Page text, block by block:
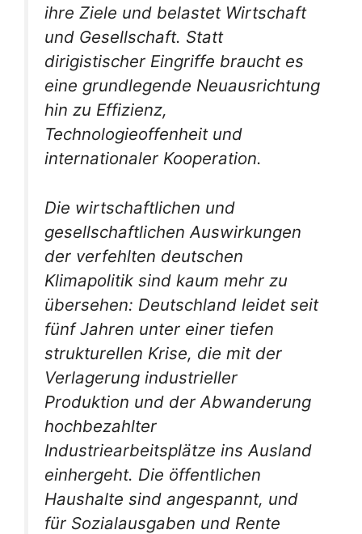
ihre Ziele und belastet Wirtschaft
und Gesellschaft. Statt
dirigistischer Eingriffe braucht es
eine grundlegende Neuausrichtung
hin zu Effizienz,
Technologieoffenheit und
internationaler Kooperation.
Die wirtschaftlichen und
gesellschaftlichen Auswirkungen
der verfehlten deutschen
Klimapolitik sind kaum mehr zu
übersehen: Deutschland leidet seit
fünf Jahren unter einer tiefen
strukturellen Krise, die mit der
Verlagerung industrieller
Produktion und der Abwanderung
hochbezahlter
Industriearbeitsplätze ins Ausland
einhergeht. Die öffentlichen
Haushalte sind angespannt, und
für Sozialausgaben und Rente